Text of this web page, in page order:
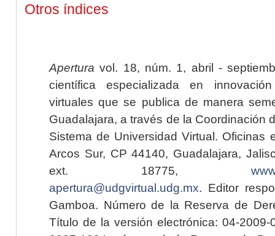
Otros índices
Apertura vol. 18, núm. 1, abril -
científica especializada en
virtuales que se publica de manera
Guadalajara, a través de la Coordinación
Sistema de Universidad Virtual. Oficinas
Arcos Sur, CP 44140, Guadalajara,
ext. 18775,
apertura@udgvirtual.udg.mx. Editor
Gamboa. Número de la Reserva de
Título de la versión electrónica: 04-2009-